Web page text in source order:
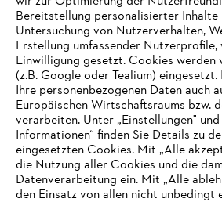
Häufig gestellte Fragen
Support
IHR BROWSER WIRD
UNTERSTÜTZT
Bereitstellung personalisierter Inhalte
Untersuchung von Nutzerverhalten,
Erstellung umfassender
Einwilligung gesetzt. Cookies werden
(z.B. Google oder Tealium)
Ihre personenbezogenen Daten auch
Europäischen Wirtschaftsraums bzw.
verarbeiten. Unter „Einstellungen"
Informationen“ finden Sie Details zu
eingesetzten Cookies. Mit „Alle
die Nutzung aller Cookies und die
Datenverarbeitung ein. Mit „Alle
den Einsatz von allen nicht unbedingt